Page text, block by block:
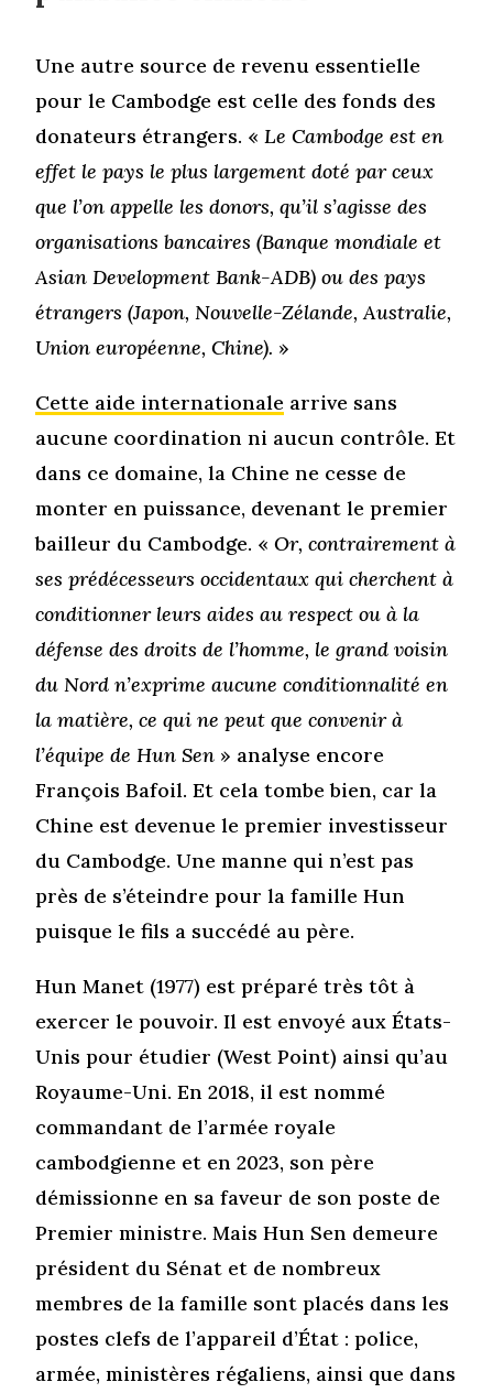
Une autre source de revenu essentielle
pour le Cambodge est celle des fonds des
donateurs étrangers. «Le Cambodge est en
effet le pays le plus largement doté par ceux
que l’on appelle les donors, qu’il s’agisse des
organisations bancaires (Banque mondiale et
Asian Development Bank-ADB) ou des pays
étrangers (Japon, Nouvelle-Zélande, Australie,
Union européenne, Chine). »
Cette aide internationale arrive sans
aucune coordination ni aucun contrôle. Et
dans ce domaine, la Chine ne cesse de
monter en puissance, devenant le premier
bailleur du Cambodge. «Or, contrairement à
ses prédécesseurs occidentaux qui cherchent à
conditionner leurs aides au respect ou à la
défense des droits de l’homme, le grand voisin
du Nord n’exprime aucune conditionnalité en
la matière, ce qui ne peut que convenir à
l’équipe de Hun Sen » analyse encore
François Bafoil. Et cela tombe bien, car la
Chine est devenue le premier investisseur
du Cambodge. Une manne qui n’est pas
près de s’éteindre pour la famille Hun
puisque le fils a succédé au père.
Hun Manet (1977) est préparé très tôt à
exercer le pouvoir. Il est envoyé aux États-
Unis pour étudier (West Point) ainsi qu’au
Royaume-Uni. En 2018, il est nommé
commandant de l’armée royale
cambodgienne et en 2023, son père
démissionne en sa faveur de son poste de
Premier ministre. Mais Hun Sen demeure
président du Sénat et de nombreux
membres de la famille sont placés dans les
postes clefs de l’appareil d’État : police,
armée, ministères régaliens, ainsi que dans